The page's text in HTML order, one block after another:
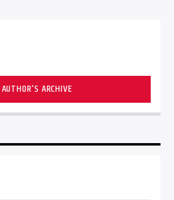
AUTHOR'S ARCHIVE